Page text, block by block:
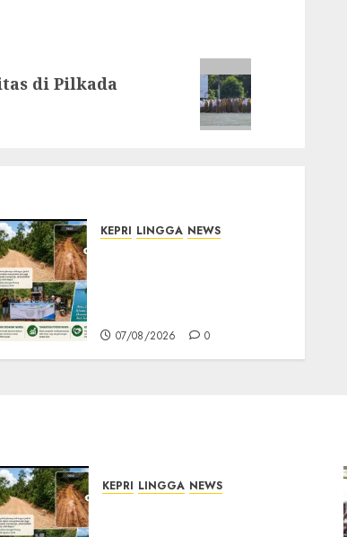
di Pilkada
KEPRI LINGGA NEWS
07/08/2026 0
KEPRI LINGGA NEWS